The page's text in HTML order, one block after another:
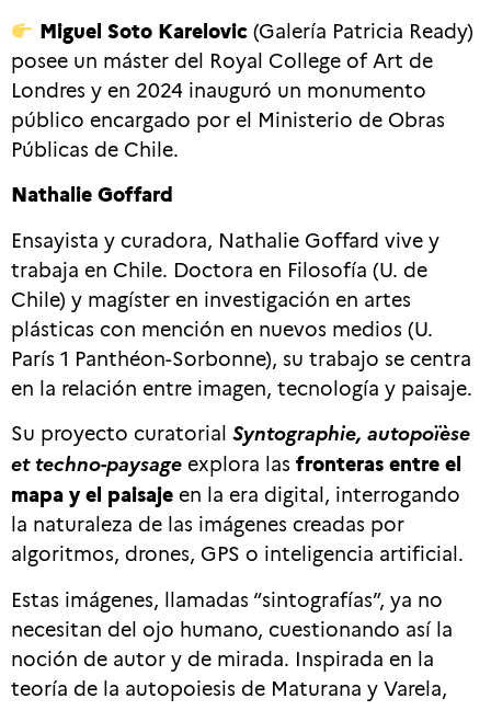
Miguel Soto Karelovic(Galería Patricia Ready)
posee un máster del Royal College of Art de
Londres y en 2024 inauguró un monumento
público encargado por el Ministerio de Obras
Públicas de Chile.
Nathalie Goffard
Ensayista y curadora, Nathalie Goffard vive y
trabaja en Chile. Doctora en Filosofía (U. de
Chile) y magíster en investigación en artes
plásticas con mención en nuevos medios (U.
París 1 Panthéon-Sorbonne), su trabajo se centra
en la relación entre imagen, tecnología y paisaje.
Su proyecto curatorial Syntographie, autopoïèse
et techno-paysage explora las fronteras entre el
mapa y el paisaje en la era digital, interrogando
la naturaleza de las imágenes creadas por
algoritmos, drones, GPS o inteligencia artificial.
Estas imágenes, llamadas “sintografías”, ya no
necesitan del ojo humano, cuestionando así la
noción de autor y de mirada. Inspirada en la
teoría de la autopoiesis de Maturana y Varela,